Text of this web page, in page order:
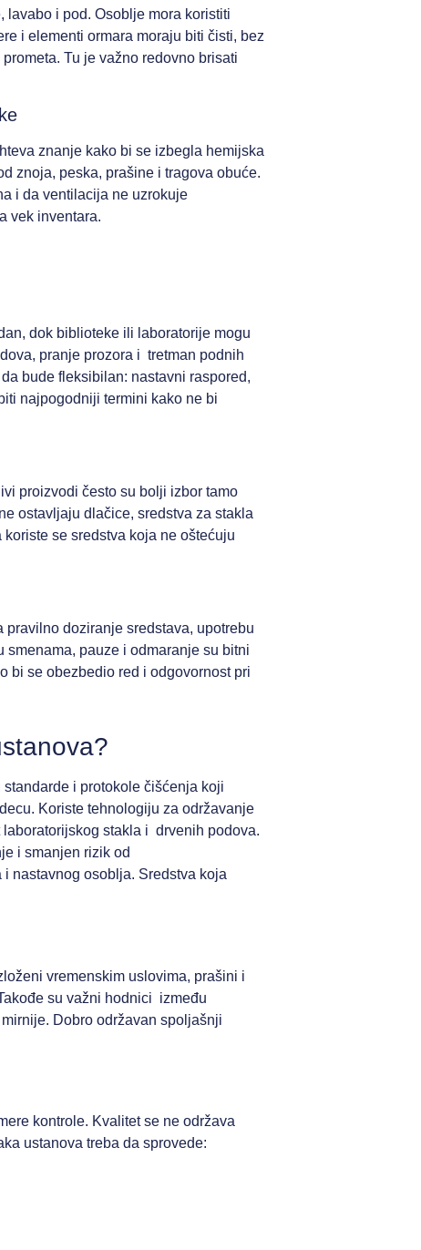
i pod. Osoblje mora koristiti
i elementi ormara moraju biti čisti, bez
Tu je važno redovno brisati
znanje kako bi se izbegla hemijska
znoja, peska, prašine i tragova obuće.
i da ventilacija ne uzrokuje
vek inventara.
dok biblioteke ili laboratorije mogu
pranje prozora i tretman podnih
bude fleksibilan: nastavni raspored,
najpogodniji termini kako ne bi
proizvodi često su bolji izbor tamo
ostavljaju dlačice, sredstva za stakla
se sredstva koja ne oštećuju
doziranje sredstava, upotrebu
pauze i odmaranje su bitni
bi se obezbedio red i odgovornost pri
i protokole čišćenja koji
Koriste tehnologiju za održavanje
stakla i drvenih podova.
i smanjen rizik od
nastavnog osoblja. Sredstva koja
vremenskim uslovima, prašini i
su važni hodnici između
Dobro održavan spoljašnji
kontrole. Kvalitet se ne održava
ustanova treba da sprovede: